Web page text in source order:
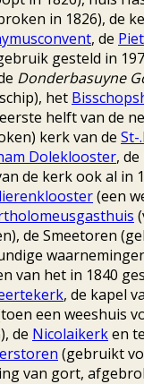
in 1826), de
, de
gesteld in
Donderbasuyne
het
helft van de
kerk van de St-
Doleklooster,
de kerk ook al in
(een
de Smeetoren
van het in 1840
, de kapel
een weeshuis
de Nicolaikerken
(gebruikt
van gort,